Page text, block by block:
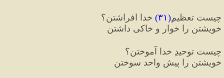
چیست تعظیم(۳۱) خدا افراشتن؟
خویشتن را خوار و خاکی داشتن
چیست توحیدِ خدا آموختن؟
خویشتن را پیشِ واحد سوختن